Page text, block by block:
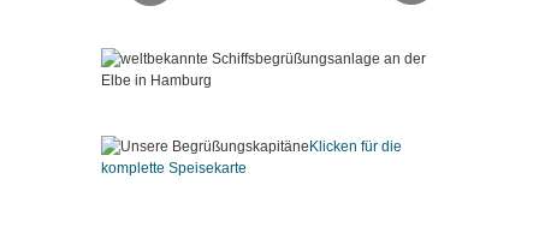
Klicken für die
komplette Speisekarte